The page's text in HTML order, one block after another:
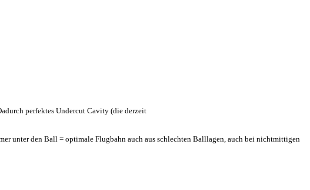
perfektes Undercut Cavity (die derzeit
unter den Ball = optimale Flugbahn auch aus schlechten Balllagen, auch bei nichtmittigen